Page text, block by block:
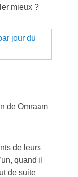
mieux ?
de Omraam
de leurs
quand il
de suite